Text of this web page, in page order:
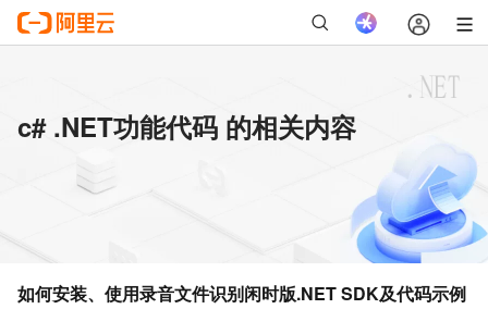
c# .NET功能代码 的相关内容
如何安装、使用录音文件识别闲时版.NET SDK及代码示例